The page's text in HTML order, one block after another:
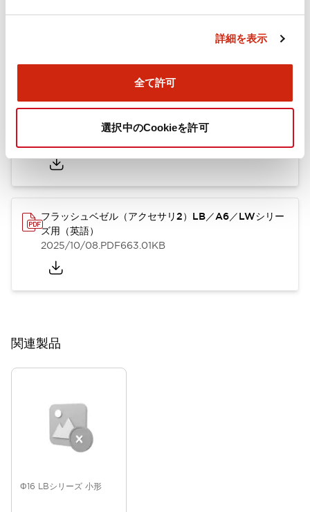
詳細を表示
全て許可
選択中のCookieを許可
フラッシュベゼル［アクセサリ］ LB/A6・LW シリー
フラッシュベゼル（アクセサリ2）LB／A6／LWシリー
ズ用（英語）
2025/10/08.PDF663.01KB
関連製品
Φ16 LBシリーズ 小形